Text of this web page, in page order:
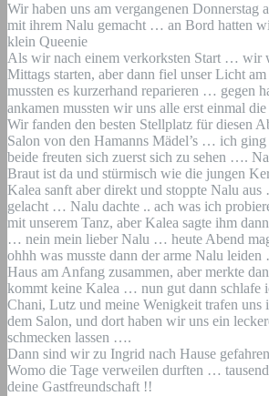
Wir haben uns am vergangenen Donnerstag
mit ihrem Nalu gemacht … an Bord hatten
klein Queenie
Als wir nach einem verkorksten Start … wir
Mittags starten, aber dann fiel unser Licht
mussten es kurzerhand reparieren … gegen
ankamen mussten wir uns alle erst einmal
Wir fanden den besten Stellplatz für diesen
Salon von den Hamanns Mädel’s … ich
beide freuten sich zuerst sich zu sehen ….
Braut ist da und stürmisch wie die jungen
Kalea sanft aber direkt und stoppte Nalu
gelacht … Nalu dachte .. ach was ich
mit unserem Tanz, aber Kalea sagte ihm
… nein mein lieber Nalu … heute Abend
ohhh was musste dann der arme Nalu
Haus am Anfang zusammen, aber merkte
kommt keine Kalea … nun gut dann schlafe
Chani, Lutz und meine Wenigkeit trafen uns
dem Salon, und dort haben wir uns ein
schmecken lassen ….
Dann sind wir zu Ingrid nach Hause
Womo die Tage verweilen durften …
deine Gastfreundschaft !!